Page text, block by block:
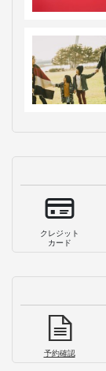
クレジット
カード
予約確認